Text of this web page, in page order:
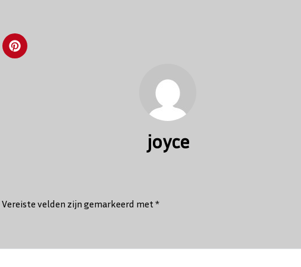
joyce
Vereiste velden zijn gemarkeerd met *